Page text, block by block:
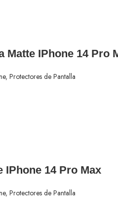
Matte IPhone 14 Pro
, Protectores de Pantalla
14 Pro Max
, Protectores de Pantalla